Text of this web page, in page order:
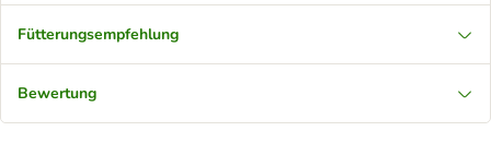
Fütterungsempfehlung
Bewertung